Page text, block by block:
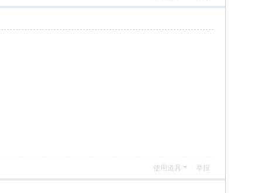
使用道具 举报